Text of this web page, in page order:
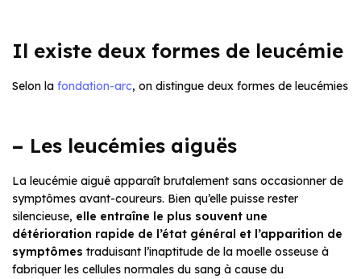
Il existe deux formes de leucémie
Selon la fondation-arc, on distingue deux formes de leucémies
– Les leucémies aiguës
La leucémie aiguë apparaît brutalement sans occasionner de
symptômes avant-coureurs. Bien qu’elle puisse rester
silencieuse, elle entraîne le plus souvent une
détérioration rapide de l’état général et l’apparition de
symptômes traduisant l’inaptitude de la moelle osseuse à
fabriquer les cellules normales du sang à cause du